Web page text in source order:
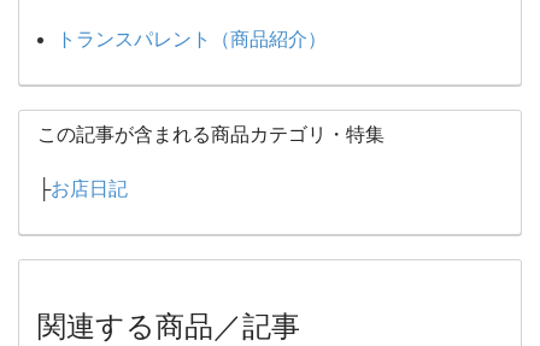
トランスパレント（商品紹介）
この記事が含まれる商品カテゴリ・特集
├お店日記
関連する商品／記事